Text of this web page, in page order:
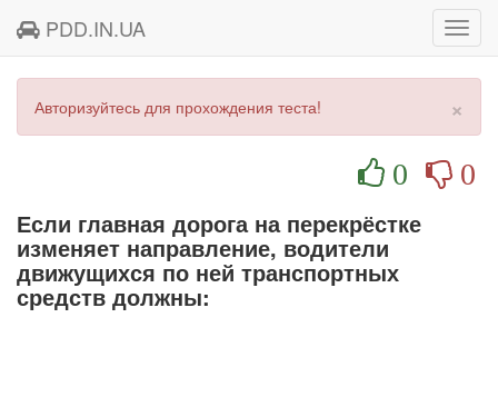
PDD.IN.UA
×
Авторизуйтесь для прохождения теста!
0 0
Если главная дорога на перекрёстке
изменяет направление, водители
движущихся по ней транспортных
средств должны: